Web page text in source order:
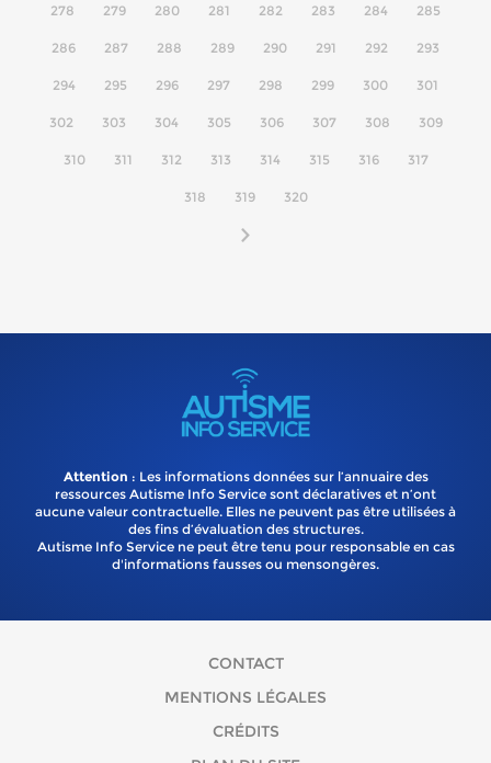
278 279 280 281 282 283 284 285
286 287 288 289 290 291 292 293
294 295 296 297 298 299 300 301
302 303 304 305 306 307 308 309
310 311 312 313 314 315 316 317
318 319 320
Attention : Les informations données sur l’annuaire des
ressources Autisme Info Service sont déclaratives et n’ont
aucune valeur contractuelle. Elles ne peuvent pas être utilisées à
des fins d’évaluation des structures.
Autisme Info Service ne peut être tenu pour responsable en cas
d'informations fausses ou mensongères.
CONTACT
MENTIONS LÉGALES
CRÉDITS